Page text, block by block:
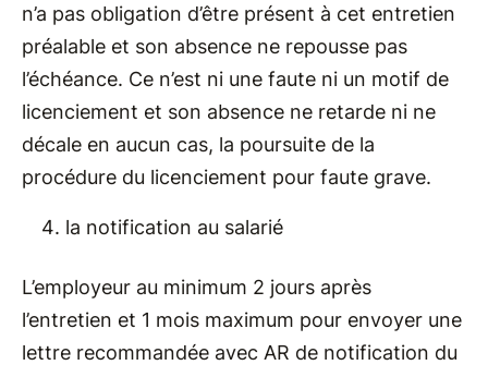
n’a pas obligation d’être présent à cet entretien
préalable et son absence ne repousse pas
l’échéance. Ce n’est ni une faute ni un motif de
licenciement et son absence ne retarde ni ne
décale en aucun cas, la poursuite de la
procédure du licenciement pour faute grave.
la notification au salarié
L’employeur au minimum 2 jours après
l’entretien et 1 mois maximum pour envoyer une
lettre recommandée avec AR de notification du